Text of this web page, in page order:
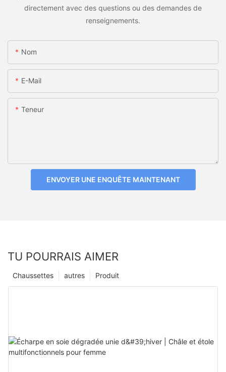
directement avec des questions ou des demandes de
renseignements.
Nom
E-Mail
Teneur
ENVOYER UNE ENQUÊTE MAINTENANT
TU POURRAIS AIMER
Produit
autres
Chaussettes